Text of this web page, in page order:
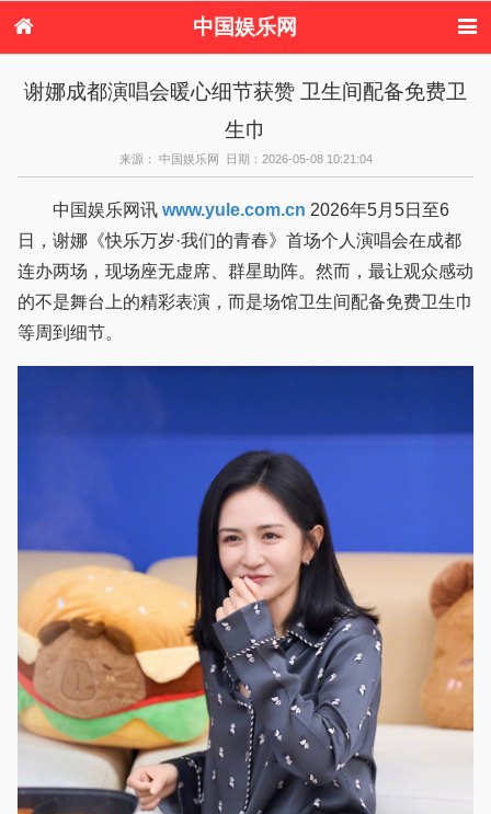
中国娱乐网
电视剧
演唱会 综艺节目
偶像活动
谢娜成都演唱会暖心细节获赞 卫生间配备免费卫
生巾
来源： 中国娱乐网 日期：2026-05-08 10:21:04
中国娱乐网讯 www.yule.com.cn
日，谢娜《快乐万岁·我们的青春》首场个人演唱会在成都
连办两场，现场座无虚席、群星助阵。然而，最让观众感动
的不是舞台上的精彩表演，而是场馆卫生间配备免费卫生巾
等周到细节。